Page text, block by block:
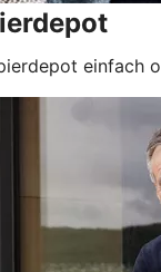
einfach